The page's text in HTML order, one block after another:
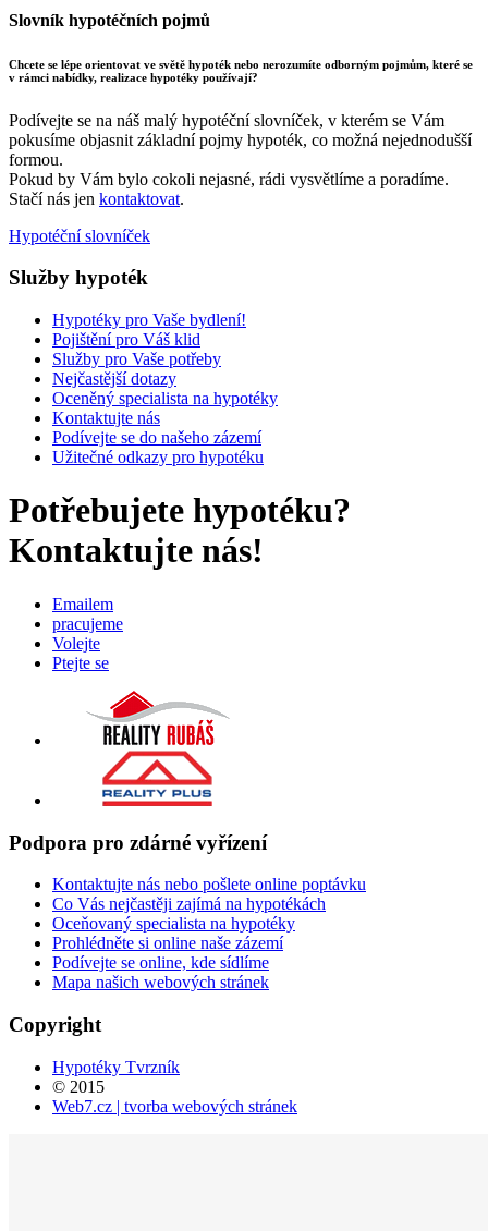
Slovník hypotéčních pojmů
Chcete se lépe orientovat ve světě hypoték nebo nerozumíte odborným pojmům, které se
v rámci nabídky, realizace hypotéky používají?
Podívejte se na náš malý hypotéční slovníček, v kterém se Vám
pokusíme objasnit základní pojmy hypoték, co možná nejednodušší
formou.
Pokud by Vám bylo cokoli nejasné, rádi vysvětlíme a poradíme.
Stačí nás jen kontaktovat.
Hypotéční slovníček
Služby hypoték
Hypotéky pro Vaše bydlení!
Pojištění pro Váš klid
Služby pro Vaše potřeby
Nejčastější dotazy
Oceněný specialista na hypotéky
Kontaktujte nás
Podívejte se do našeho zázemí
Užitečné odkazy pro hypotéku
Potřebujete hypotéku?
Kontaktujte nás!
Emailem
pracujeme
Volejte
Ptejte se
Podpora pro zdárné vyřízení
Kontaktujte nás nebo pošlete online poptávku
Co Vás nejčastěji zajímá na hypotékách
Oceňovaný specialista na hypotéky
Prohlédněte si online naše zázemí
Podívejte se online, kde sídlíme
Mapa našich webových stránek
Copyright
Hypotéky Tvrzník
© 2015
Web7.cz | tvorba webových stránek